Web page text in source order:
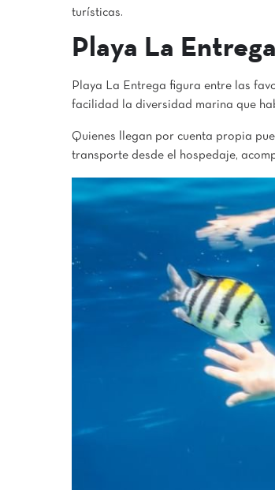
turísticas.
Playa La Entrega
Playa La Entrega figura entre las
facilidad la diversidad marina que
Quienes llegan por cuenta propia
transporte desde el hospedaje,